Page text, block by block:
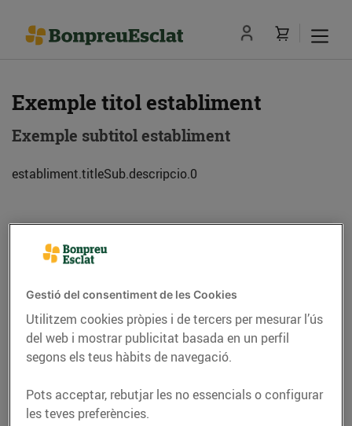
Exemple titol establiment
Exemple subtitol establiment
establiment.titleSub.descripcio.0
Adreça
Telèfon
930525412
Trucar-hi
Gestió del consentiment de les Cookies
Utilitzem cookies pròpies i de tercers per mesurar l’ús
del web i mostrar publicitat basada en un perfil
segons els teus hàbits de navegació.
Pots acceptar, rebutjar les no essencials o configurar
les teves preferències.